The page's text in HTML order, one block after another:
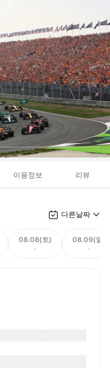
이용정보 리뷰
다른날짜
08.08(토)
-
08.09(일)
-